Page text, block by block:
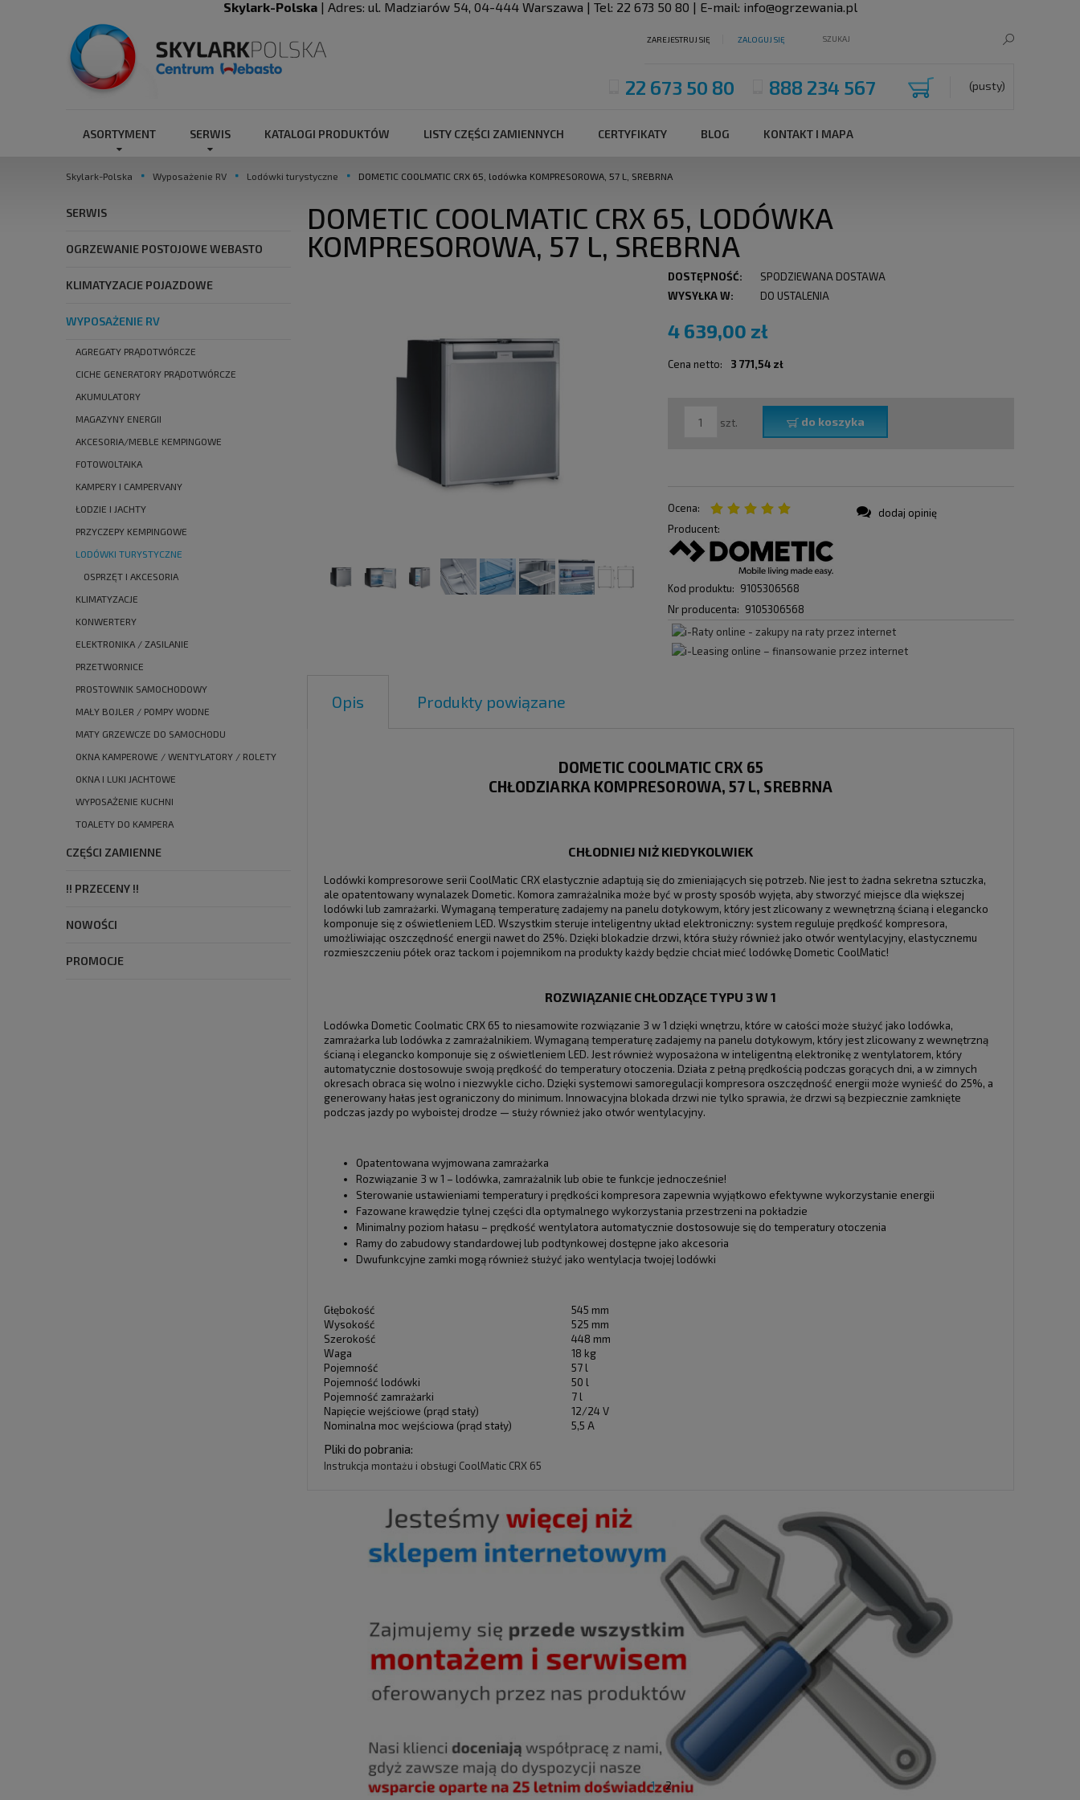
Skylark-Polska| Adres: ul. Madziarów 54, 04-444 Warszawa | Tel: 22 673 50 80 | E-mail: info@ogrzewania.pl
ZAREJESTRUJ SIĘ ZALOGUJ SIĘ
(pusty)
22 673 50 80 888 234 567
ASORTYMENT SERWIS KATALOGI PRODUKTÓW LISTY CZĘŚCI ZAMIENNYCH CERTYFIKATY BLOG KONTAKT I MAPA
Skylark-Polska Wyposażenie RV Lodówki turystyczne DOMETIC COOLMATIC CRX 65, lodówka KOMPRESOROWA, 57 L, SREBRNA
SERWIS
OGRZEWANIE POSTOJOWE WEBASTO
KLIMATYZACJE POJAZDOWE
WYPOSAŻENIE RV
AGREGATY PRĄDOTWÓRCZE
CICHE GENERATORY PRĄDOTWÓRCZE
AKUMULATORY
MAGAZYNY ENERGII
AKCESORIA/MEBLE KEMPINGOWE
FOTOWOLTAIKA
KAMPERY I CAMPERVANY
ŁODZIE I JACHTY
PRZYCZEPY KEMPINGOWE
LODÓWKI TURYSTYCZNE
OSPRZĘT I AKCESORIA
KLIMATYZACJE
KONWERTERY
ELEKTRONIKA / ZASILANIE
PRZETWORNICE
PROSTOWNIK SAMOCHODOWY
MAŁY BOJLER / POMPY WODNE
MATY GRZEWCZE DO SAMOCHODU
OKNA KAMPEROWE / WENTYLATORY / ROLETY
OKNA I LUKI JACHTOWE
WYPOSAŻENIE KUCHNI
TOALETY DO KAMPERA
CZĘŚCI ZAMIENNE
!! PRZECENY !!
NOWOŚCI
PROMOCJE
DOMETIC COOLMATIC CRX 65, LODÓWKA
KOMPRESOROWA, 57 L, SREBRNA
DOSTĘPNOŚĆ:
SPODZIEWANA DOSTAWA
WYSYŁKA W:
DO USTALENIA
4 639,00 zł
Cena netto: 3 771,54 zł
szt. do koszyka
Ocena:
Producent:
Kod produktu: 9105306568
Nr producenta: 9105306568
dodaj opinię
Opis Produkty powiązane
DOMETIC COOLMATIC CRX 65
CHŁODZIARKA KOMPRESOROWA, 57 L, SREBRNA
CHŁODNIEJ NIŻ KIEDYKOLWIEK
Lodówki kompresorowe serii CoolMatic CRX elastycznie adaptują się do zmieniających się potrzeb. Nie jest to żadna sekretna sztuczka,
ale opatentowany wynalazek Dometic. Komora zamrażalnika może być w prosty sposób wyjęta, aby stworzyć miejsce dla większej
lodówki lub zamrażarki. Wymaganą temperaturę zadajemy na panelu dotykowym, który jest zlicowany z wewnętrzną ścianą i elegancko
komponuje się z oświetleniem LED. Wszystkim steruje inteligentny układ elektroniczny: system reguluje prędkość kompresora,
umożliwiając oszczędność energii nawet do 25%. Dzięki blokadzie drzwi, która służy również jako otwór wentylacyjny, elastycznemu
rozmieszczeniu półek oraz tackom i pojemnikom na produkty każdy będzie chciał mieć lodówkę Dometic CoolMatic!
ROZWIĄZANIE CHŁODZĄCE TYPU 3 W 1
Lodówka Dometic Coolmatic CRX 65 to niesamowite rozwiązanie 3 w 1 dzięki wnętrzu, które w całości może służyć jako lodówka,
zamrażarka lub lodówka z zamrażalnikiem. Wymaganą temperaturę zadajemy na panelu dotykowym, który jest zlicowany z wewnętrzną
ścianą i elegancko komponuje się z oświetleniem LED. Jest również wyposażona w inteligentną elektronikę z wentylatorem, który
automatycznie dostosowuje swoją prędkość do temperatury otoczenia. Działa z pełną prędkością podczas gorących dni, a w zimnych
okresach obraca się wolno i niezwykle cicho. Dzięki systemowi samoregulacji kompresora oszczędność energii może wynieść do 25%, a
generowany hałas jest ograniczony do minimum. Innowacyjna blokada drzwi nie tylko sprawia, że drzwi są bezpiecznie zamknięte
podczas jazdy po wyboistej drodze — służy również jako otwór wentylacyjny.
Opatentowana wyjmowana zamrażarka
Rozwiązanie 3 w 1 – lodówka, zamrażalnik lub obie te funkcje jednocześnie!
Sterowanie ustawieniami temperatury i prędkości kompresora zapewnia wyjątkowo efektywne wykorzystanie energii
Fazowane krawędzie tylnej części dla optymalnego wykorzystania przestrzeni na pokładzie
Minimalny poziom hałasu – prędkość wentylatora automatycznie dostosowuje się do temperatury otoczenia
Ramy do zabudowy standardowej lub podtynkowej dostępne jako akcesoria
Dwufunkcyjne zamki mogą również służyć jako wentylacja twojej lodówki
Głębokość
545 mm
Wysokość
525 mm
Szerokość
448 mm
Waga
18 kg
Pojemność
57 l
Pojemność lodówki
50 l
Pojemność zamrażarki
7 l
Napięcie wejściowe (prąd stały)
12/24 V
Nominalna moc wejściowa (prąd stały)
5,5 A
Pliki do pobrania:
Instrukcja montażu i obsługi CoolMatic CRX 65
1 2